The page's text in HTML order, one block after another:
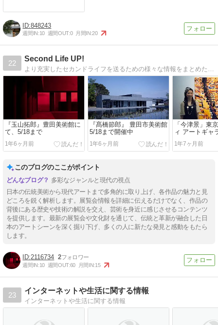
848243
週間IN:10 週間OUT:0 月間IN:20
22
Second Life UP!
より充実したセカンドライフを送るための様々な情報をまとめた、まとめブログです
『玉山拓郎』豊田美術館に
て、5/18まで
1年6ヶ月前
『髙橋節郎』 豊田市美術館
5/18まで開催中
1年6ヶ月前
「今津景」東
ィ アートギャ
まで
1年7ヶ月前
このブログのここがポイント
多彩なジャンルと現代の視点
日本の伝統美術から現代アートまで多角的に取り上げ、各作品の魅力と見
どころを鋭く解析します。展覧会情報を詳細に伝えるだけでなく、作品の
背後にある歴史や技術の解説を交え、芸術を身近に感じさせるコンテンツ
を提供します。最新の展覧会や文化財を通じて、伝統と革新が融合した日
本のアートシーンを深く掘り下げ、多くの人に新たな発見と感動をもたら
します。
2116734 2
週間IN:10 週間OUT:60 月間IN:15
23
インターネットや生活に関する情報
インターネットや生活に関する情報